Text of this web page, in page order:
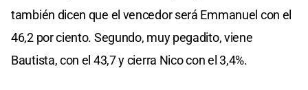
también dicen que el vencedor será Emmanuel con el
46,2 por ciento. Segundo, muy pegadito, viene
Bautista, con el 43,7 y cierra Nico con el 3,4%.